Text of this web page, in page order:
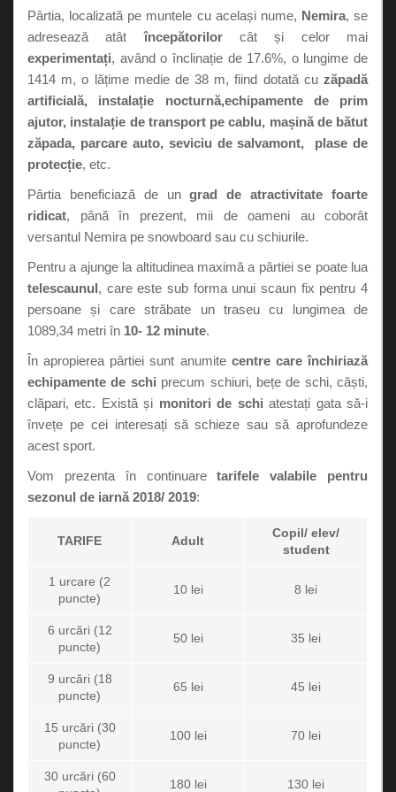
Pârtia, localizată pe muntele cu același nume, Nemira, se
adresează atât începătorilorcât și celor mai
experimentați, având o înclinație de 17.6%, o lungime de
1414 m, o lățime medie de 38 m, fiind dotată cu zăpadă
artificială, instalație nocturnă,echipamente de prim
ajutor, instalație de transport pe cablu, mașină de bătut
zăpada, parcare auto, seviciu de salvamont, plase de
protecție, etc.
Pârtia beneficiază de ungrad de atractivitate foarte
ridicat, până în prezent, mii de oameni au coborât
versantul Nemira pe snowboard sau cu schiurile.
Pentru a ajunge la altitudinea maximă a pârtiei se poate lua
telescaunul, care este sub forma unui scaun fix pentru 4
persoane și care străbate un traseu cu lungimea de
1089,34 metri în 10- 12 minute.
În apropierea pârtiei sunt anumite centre care închiriază
echipamente de schi precum schiuri, bețe de schi, căști,
clăpari, etc. Există și monitori de schi atestați gata să-i
învețe pe cei interesați să schieze sau să aprofundeze
acest sport.
Vom prezenta în continuaretarifele valabile pentru
sezonul de iarnă 2018/ 2019:
TARIFE Adult
Copil/ elev/
student
1 urcare (2
puncte)
10 lei 8 lei
6 urcări (12
puncte)
50 lei 35 lei
9 urcări (18
puncte)
65 lei 45 lei
15 urcări (30
puncte)
100 lei 70 lei
30 urcări (60
180 lei 130 lei